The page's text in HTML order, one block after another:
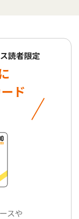
読者限定
ド
スや